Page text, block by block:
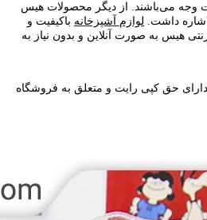
وجه می‌باشند. از دیگر محصولات هیس
اشاره داشت. لوازم آشپزخانه باکیفیت و
هیس به صورت آنلاین و بدون نیاز به
حق کپی رایت و متعلق به فروشگاه